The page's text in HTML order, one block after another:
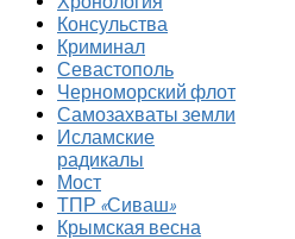
Консульства
Криминал
Севастополь
Черноморский флот
Самозахваты земли
Исламские
радикалы
Мост
ТПР «Сиваш»
Крымская весна